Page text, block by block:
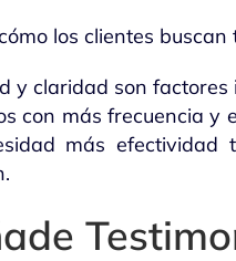
los clientes
y claridad son
con más frecuencia y
más